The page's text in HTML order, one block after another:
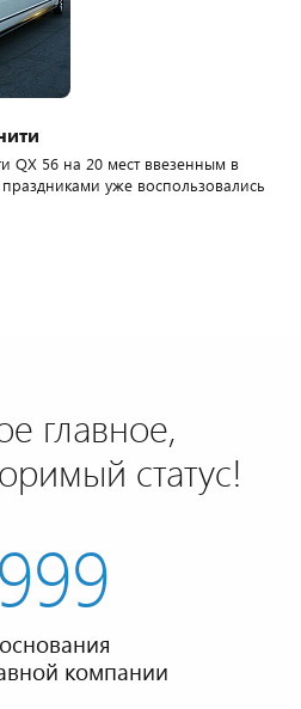
56 на 20 мест ввезенным в
уже воспользовались
главное,
статус!
компании